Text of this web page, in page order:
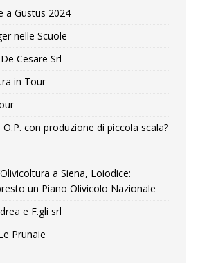
a Gustus 2024
nelle Scuole
Cesare Srl
in Tour
con produzione di piccola scala?
a Siena, Loiodice:
un Piano Olivicolo Nazionale
e F.gli srl
Prunaie